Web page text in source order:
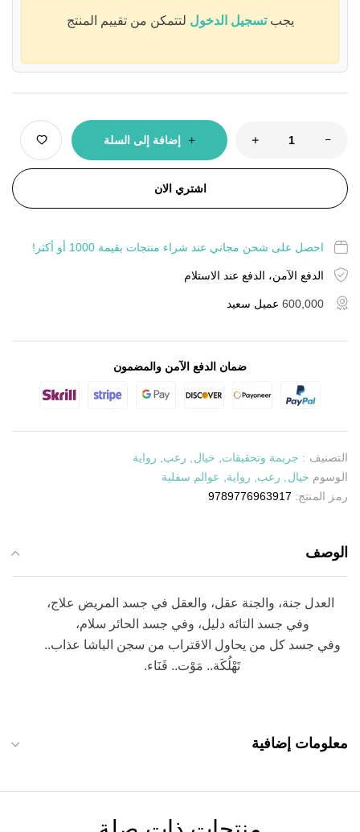
يجبتسجيل الدخول لتتمكن من تقييم المنتج
إضافة إلى السلة
اشتري الان
احصل على شحن مجاني عند شراء منتجات بقيمة 1000 أو أكثر!
الدفع الآمن، الدفع عند الاستلام
600,000 عميل سعيد
ضمان الدفع الآمن والمضمون
التصنيف : جريمة وتحقيقات خيال رعب
رواية
الوسوم خيال رعب رواية
عوالم سفلية
رمز المنتج: 9789776963917
الوصف
العدل جنة، والجنة عقل، والعقل في جسد المريض علاج،
وفي جسد التائه دليل، وفي جسد الحائر سلام،
وفي جسد كل من يحاول الاقتراب من سجن الباشا عذاب..
تَهْلُكَة.. مَوْت.. فَنَاء.
معلومات إضافية